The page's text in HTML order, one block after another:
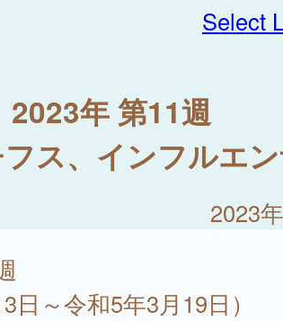
Select
2023年 第11週
ス、インフルエ
2023
日～令和5年3月19日）